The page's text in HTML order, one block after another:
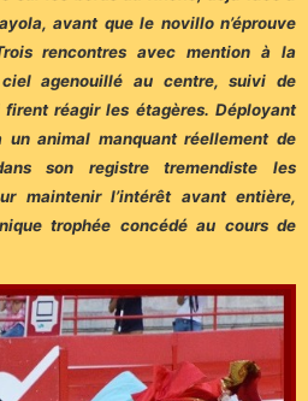
avant que le novillo n’éprouve
rencontres avec mention à la
agenouillé au centre, suivi de
réagir les étagères. Déployant
un animal manquant réellement de
son registre tremendiste les
maintenir l’intérêt avant entière,
trophée concédé au cours de